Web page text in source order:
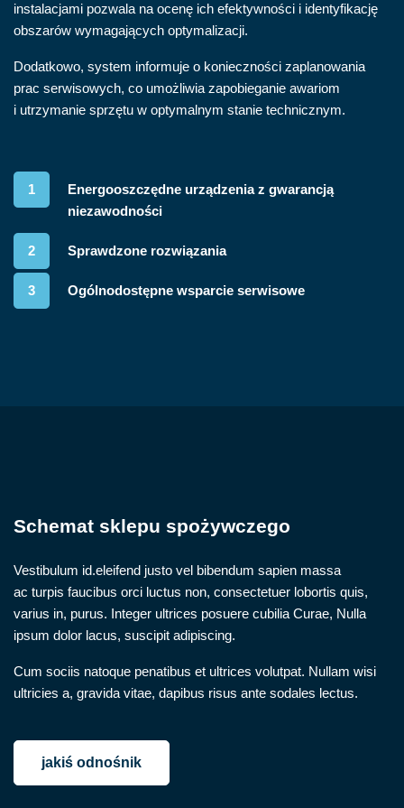
instalacjami pozwala na ocenę ich efektywności i identyfikację
obszarów wymagających optymalizacji.
Dodatkowo, system informuje o konieczności zaplanowania
prac serwisowych, co umożliwia zapobieganie awariom
i utrzymanie sprzętu w optymalnym stanie technicznym.
1
Energooszczędne urządzenia z gwarancją
niezawodności
2 Sprawdzone rozwiązania
3 Ogólnodostępne wsparcie serwisowe
Schemat sklepu spożywczego
Vestibulum id.eleifend justo vel bibendum sapien massa
ac turpis faucibus orci luctus non, consectetuer lobortis quis,
varius in, purus. Integer ultrices posuere cubilia Curae, Nulla
ipsum dolor lacus, suscipit adipiscing.
Cum sociis natoque penatibus et ultrices volutpat. Nullam wisi
ultricies a, gravida vitae, dapibus risus ante sodales lectus.
jakiś odnośnik